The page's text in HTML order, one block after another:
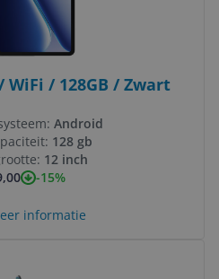
WiFi / 128GB / Zwart
Android
128 gb
12 inch
-15%
informatie